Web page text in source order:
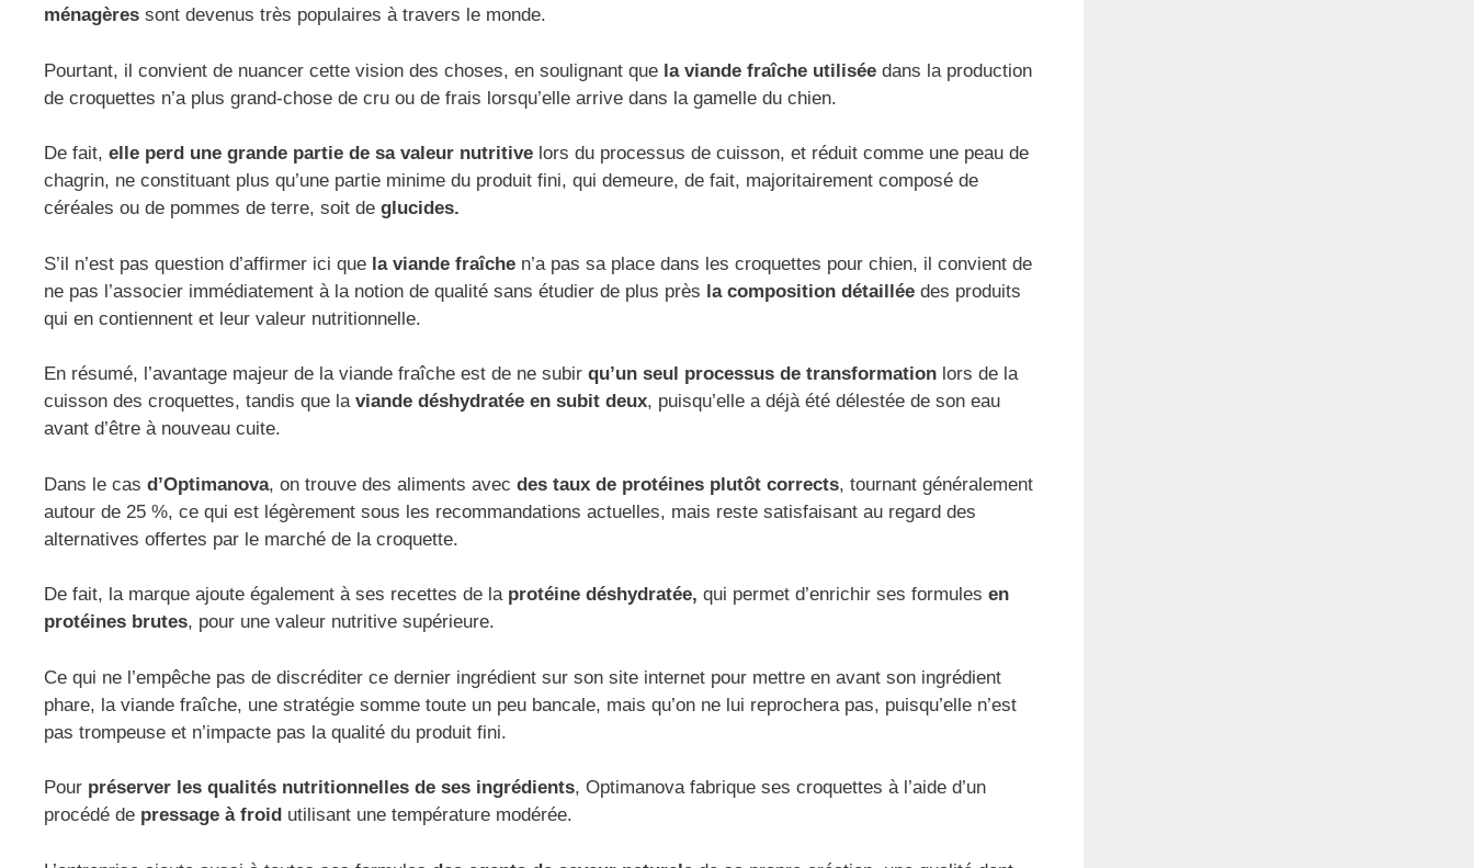
ménagères sont devenus très populaires à travers le monde.
Pourtant, il convient de nuancer cette vision des choses, en soulignant que la viande fraîche utilisée dans la production
de croquettes n’a plus grand-chose de cru ou de frais lorsqu’elle arrive dans la gamelle du chien.
De fait, elle perd une grande partie de sa valeur nutritive lors du processus de cuisson, et réduit comme une peau de
chagrin, ne constituant plus qu’une partie minime du produit fini, qui demeure, de fait, majoritairement composé de
céréales ou de pommes de terre, soit de glucides.
S’il n’est pas question d’affirmer ici que la viande fraîche n’a pas sa place dans les croquettes pour chien, il convient de
ne pas l’associer immédiatement à la notion de qualité sans étudier de plus près la composition détaillée des produits
qui en contiennent et leur valeur nutritionnelle.
En résumé, l’avantage majeur de la viande fraîche est de ne subir qu’un seul processus de transformation lors de la
cuisson des croquettes, tandis que la viande déshydratée en subit deux, puisqu’elle a déjà été délestée de son eau
avant d’être à nouveau cuite.
Dans le cas d’Optimanova, on trouve des aliments avec des taux de protéines plutôt corrects, tournant généralement
autour de 25 %, ce qui est légèrement sous les recommandations actuelles, mais reste satisfaisant au regard des
alternatives offertes par le marché de la croquette.
De fait, la marque ajoute également à ses recettes de la protéine déshydratée, qui permet d’enrichir ses formules en
protéines brutes, pour une valeur nutritive supérieure.
Ce qui ne l’empêche pas de discréditer ce dernier ingrédient sur son site internet pour mettre en avant son ingrédient
phare, la viande fraîche, une stratégie somme toute un peu bancale, mais qu’on ne lui reprochera pas, puisqu’elle n’est
pas trompeuse et n’impacte pas la qualité du produit fini.
Pour préserver les qualités nutritionnelles de ses ingrédients, Optimanova fabrique ses croquettes à l’aide d’un
procédé de pressage à froid utilisant une température modérée.